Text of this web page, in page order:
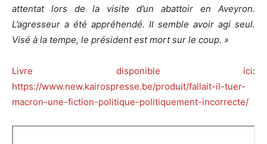
attentat lors de la visite d’un abattoir en Aveyron.
L’agresseur a été appréhendé. Il semble avoir agi seul.
Visé à la tempe, le président est mort sur le coup. »
Livre disponible ici:
https://www.new.kairospresse.be/produit/fallait-il-tuer-
macron-une-fiction-politique-politiquement-incorrecte/